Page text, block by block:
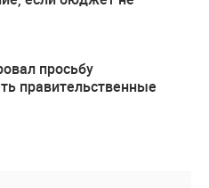
просьбу
правительственные